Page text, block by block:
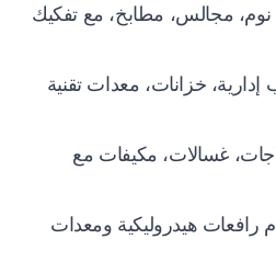
مجالس، مطابخ، مع تفكيك
إدارية، خزانات، معدات تقنية
غسالات، مكيفات مع
رافعات هيدروليكية ومعدات